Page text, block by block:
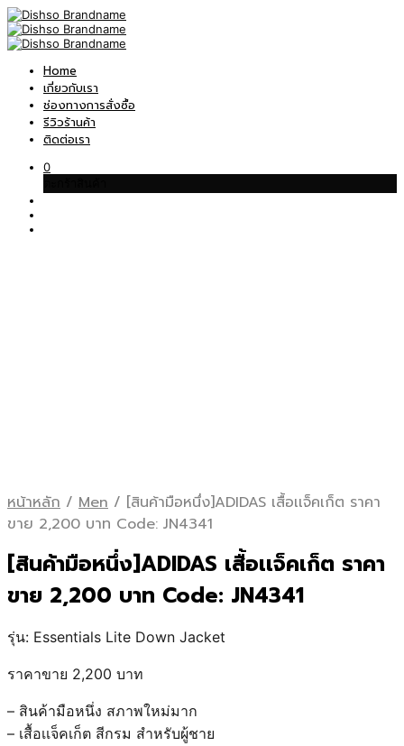
Home
เกี่ยวกับเรา
ช่องทางการสั่งซื้อ
รีวิวร้านค้า
ติดต่อเรา
0
หน้าหลัก / Men / [สินค้ามือหนึ่ง]ADIDAS เสื้อเเจ็คเก็ต ราคา
ขาย 2,200 บาท Code: JN4341
[สินค้ามือหนึ่ง]ADIDAS เสื้อเเจ็คเก็ต ราคา
ขาย 2,200 บาท Code: JN4341
รุ่น: Essentials Lite Down Jacket
ราคาขาย 2,200 บาท
– สินค้ามือหนึ่ง สภาพใหม่มาก
– เสื้อเเจ็คเก็ต สีกรม สำหรับผู้ชาย